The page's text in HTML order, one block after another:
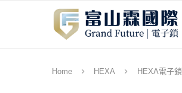
Home HEXA HEXA電子鎖